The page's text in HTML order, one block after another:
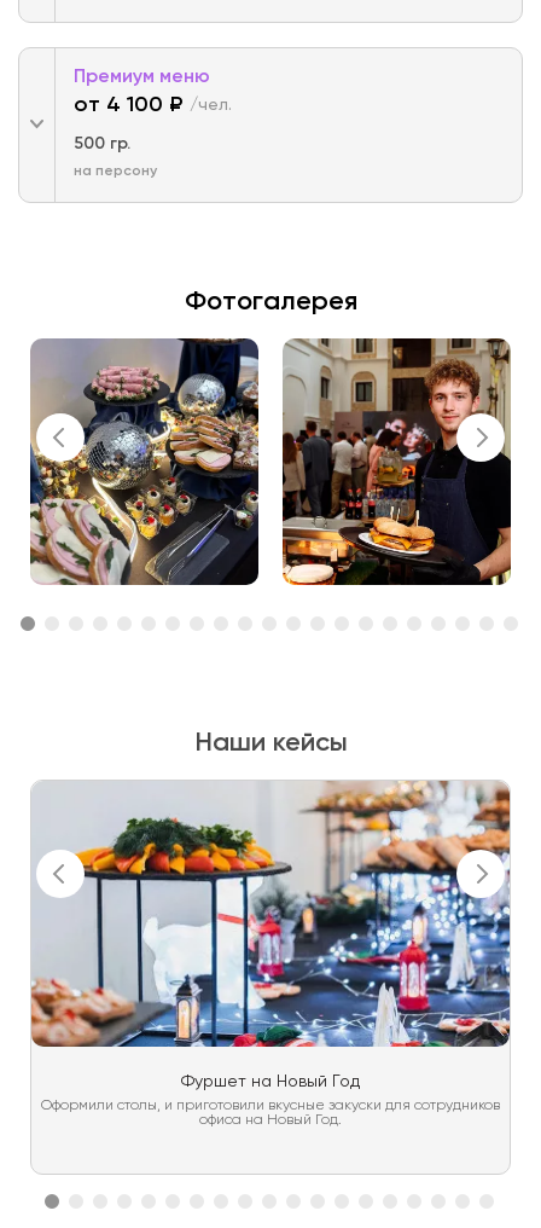
Премиум меню
от 4 100 ₽ /чел.
500 гр.
на персону
Фотогалерея
Наши кейсы
Фуршет на Новый Год
Оформили столы, и приготовили вкусные закуски для сотрудников
офиса на Новый Год.